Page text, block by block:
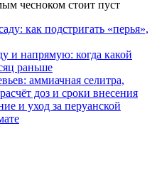
чесноком стоит пуст
как подстригать «перья»,
и напрямую: когда какой
раньше
аммиачная селитра,
доз и сроки внесения
и уход за перуанской